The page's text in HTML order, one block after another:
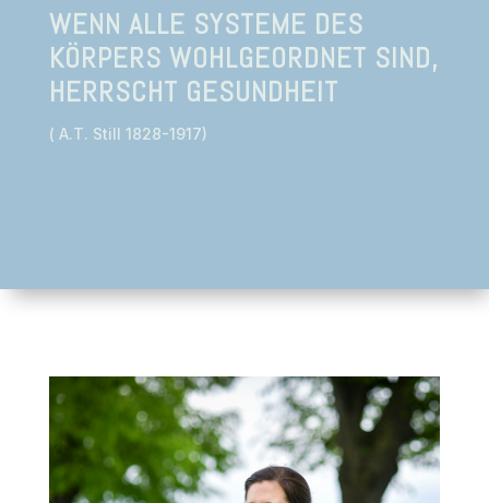
WENN ALLE SYSTEME DES
KÖRPERS WOHLGEORDNET SIND,
HERRSCHT GESUNDHEIT
( A.T. Still 1828-1917)